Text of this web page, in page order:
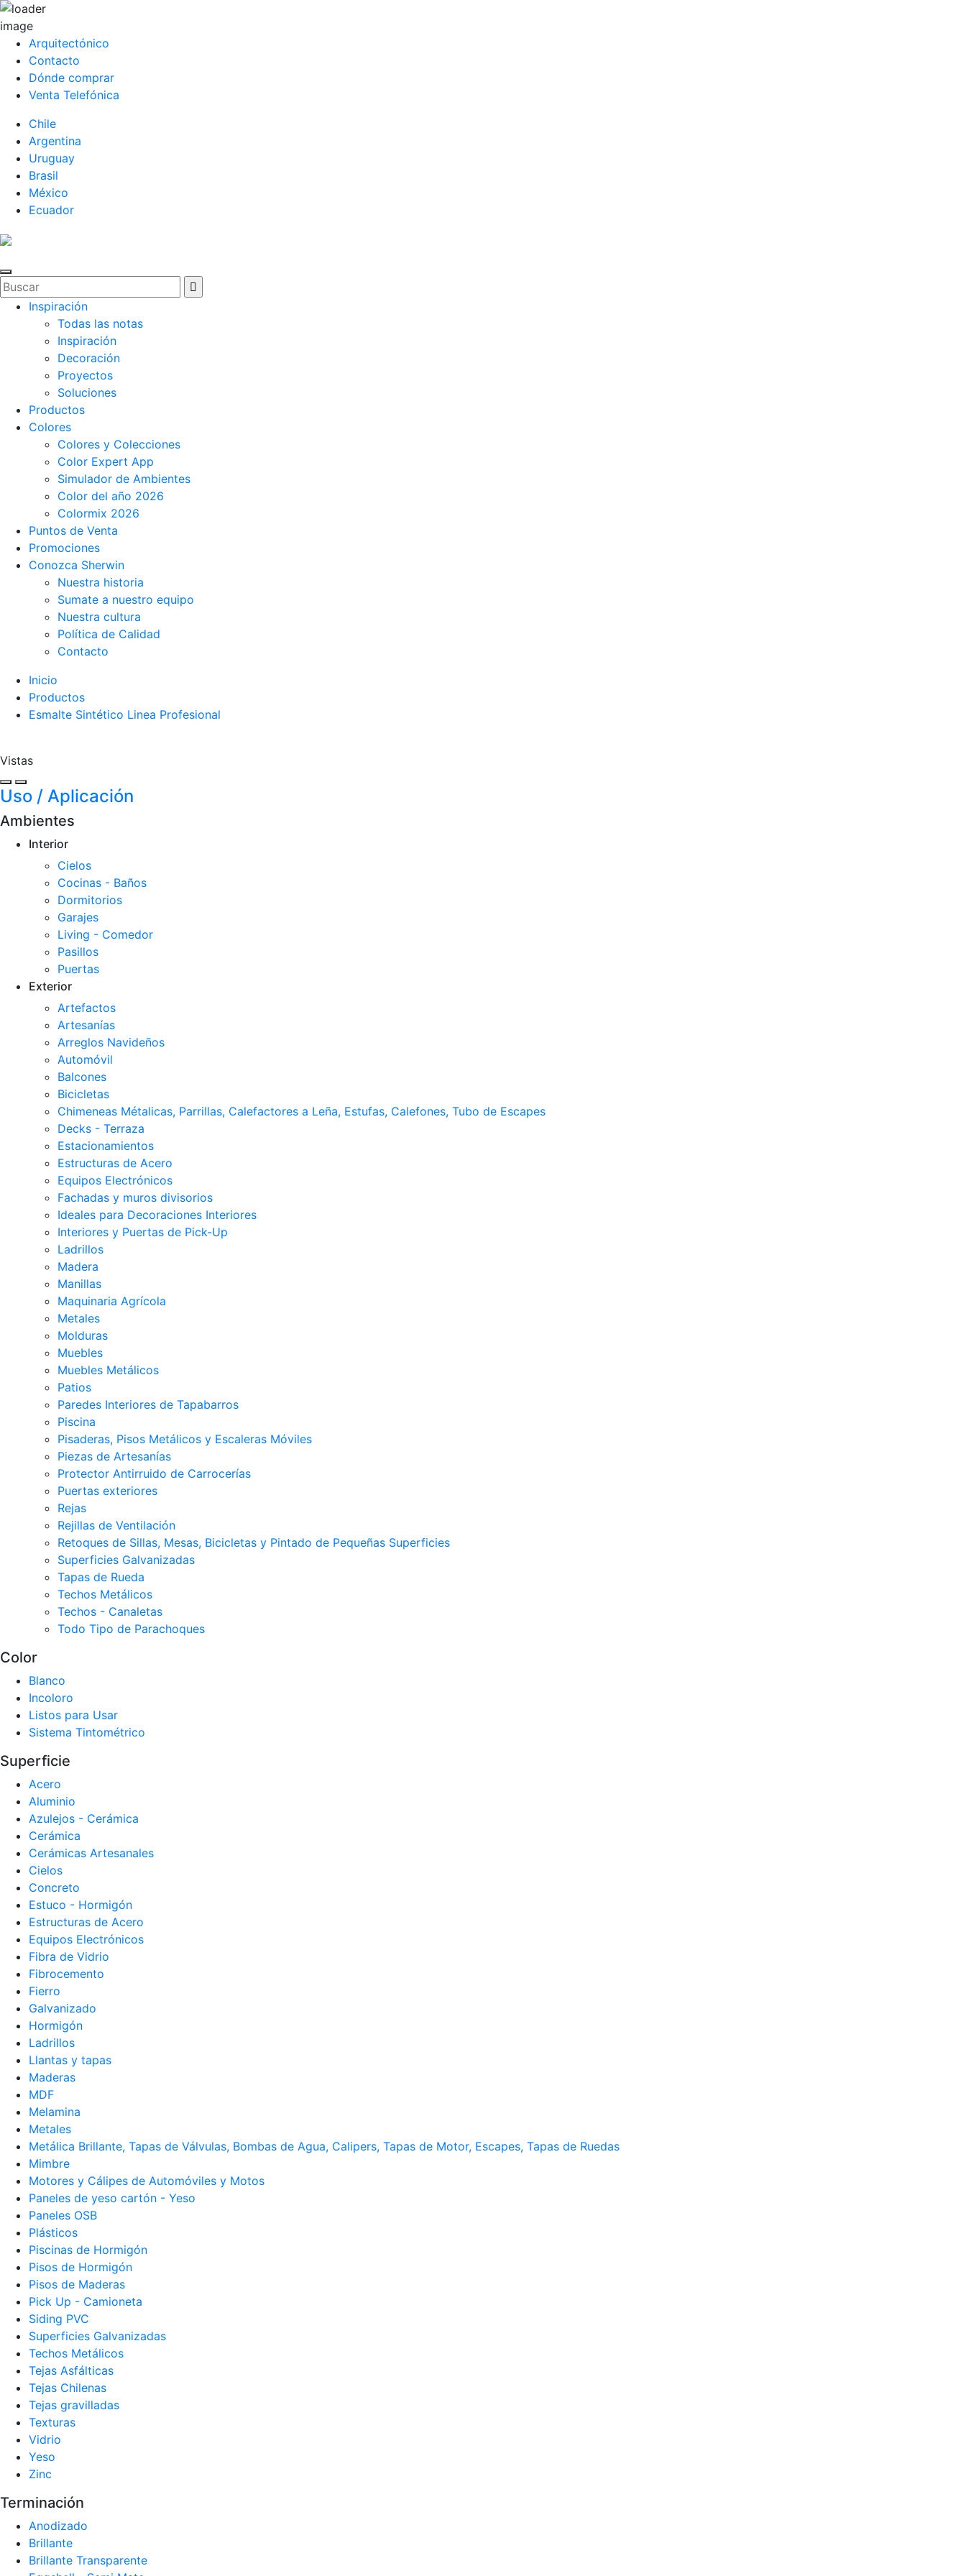
Arquitectónico
Contacto
Dónde comprar
Venta Telefónica
Chile
Argentina
Uruguay
Brasil
México
Ecuador
Inspiración
Todas las notas
Inspiración
Decoración
Proyectos
Soluciones
Productos
Colores
Colores y Colecciones
Color Expert App
Simulador de Ambientes
Color del año 2026
Colormix 2026
Puntos de Venta
Promociones
Conozca Sherwin
Nuestra historia
Sumate a nuestro equipo
Nuestra cultura
Política de Calidad
Contacto
Inicio
Productos
Esmalte Sintético Linea Profesional
Vistas
Uso / Aplicación
Ambientes
Interior
Cielos
Cocinas - Baños
Dormitorios
Garajes
Living - Comedor
Pasillos
Puertas
Exterior
Artefactos
Artesanías
Arreglos Navideños
Automóvil
Balcones
Bicicletas
Chimeneas Métalicas, Parrillas, Calefactores a Leña, Estufas, Calefones, Tubo de Escapes
Decks - Terraza
Estacionamientos
Estructuras de Acero
Equipos Electrónicos
Fachadas y muros divisorios
Ideales para Decoraciones Interiores
Interiores y Puertas de Pick-Up
Ladrillos
Madera
Manillas
Maquinaria Agrícola
Metales
Molduras
Muebles
Muebles Metálicos
Patios
Paredes Interiores de Tapabarros
Piscina
Pisaderas, Pisos Metálicos y Escaleras Móviles
Piezas de Artesanías
Protector Antirruido de Carrocerías
Puertas exteriores
Rejas
Rejillas de Ventilación
Retoques de Sillas, Mesas, Bicicletas y Pintado de Pequeñas Superficies
Superficies Galvanizadas
Tapas de Rueda
Techos Metálicos
Techos - Canaletas
Todo Tipo de Parachoques
Color
Blanco
Incoloro
Listos para Usar
Sistema Tintométrico
Superficie
Acero
Aluminio
Azulejos - Cerámica
Cerámica
Cerámicas Artesanales
Cielos
Concreto
Estuco - Hormigón
Estructuras de Acero
Equipos Electrónicos
Fibra de Vidrio
Fibrocemento
Fierro
Galvanizado
Hormigón
Ladrillos
Llantas y tapas
Maderas
MDF
Melamina
Metales
Metálica Brillante, Tapas de Válvulas, Bombas de Agua, Calipers, Tapas de Motor, Escapes, Tapas de Ruedas
Mimbre
Motores y Cálipes de Automóviles y Motos
Paneles de yeso cartón - Yeso
Paneles OSB
Plásticos
Piscinas de Hormigón
Pisos de Hormigón
Pisos de Maderas
Pick Up - Camioneta
Siding PVC
Superficies Galvanizadas
Techos Metálicos
Tejas Asfálticas
Tejas Chilenas
Tejas gravilladas
Texturas
Vidrio
Yeso
Zinc
Terminación
Anodizado
Brillante
Brillante Transparente